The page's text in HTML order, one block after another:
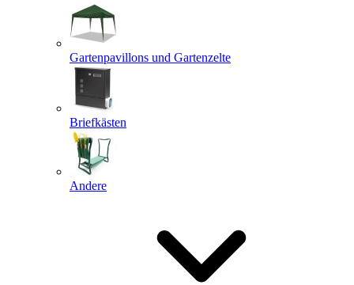
Gartenpavillons und Gartenzelte
Briefkästen
Andere